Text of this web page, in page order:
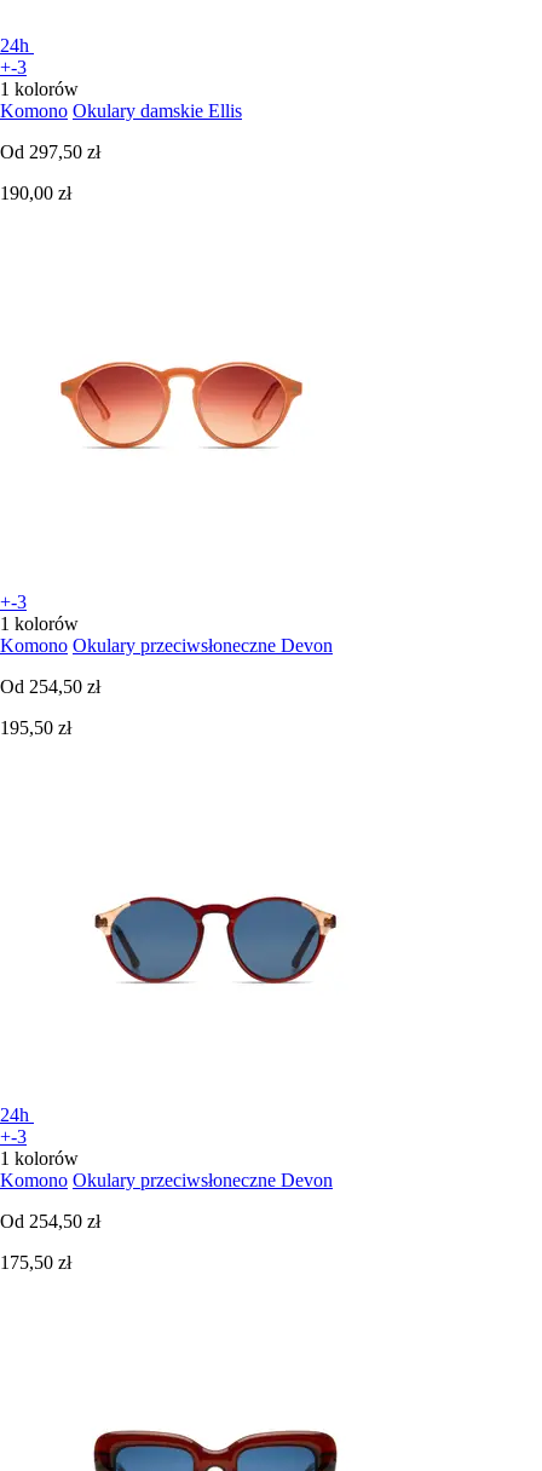
24h
+-3
1 kolorów
Komono Okulary damskie Ellis
Od 297,50 zł
190,00 zł
+-3
1 kolorów
Komono Okulary przeciwsłoneczne Devon
Od 254,50 zł
195,50 zł
24h
+-3
1 kolorów
Komono Okulary przeciwsłoneczne Devon
Od 254,50 zł
175,50 zł